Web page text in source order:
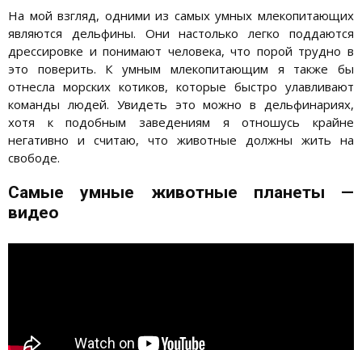
На мой взгляд, одними из самых умных млекопитающих
являются дельфины. Они настолько легко поддаются
дрессировке и понимают человека, что порой трудно в
это поверить. К умным млекопитающим я также бы
отнесла морских котиков, которые быстро улавливают
команды людей. Увидеть это можно в дельфинариях,
хотя к подобным заведениям я отношусь крайне
негативно и считаю, что животные должны жить на
свободе.
Самые умные животные планеты —
видео